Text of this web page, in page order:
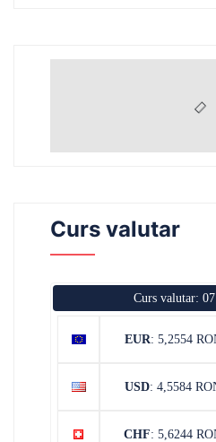
Curs valutar
Curs valutar:
EUR: 5,2554
USD: 4,5584
CHF: 5,6244